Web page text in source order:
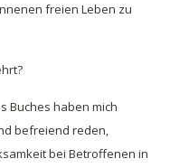
freien Leben zu
Buches haben mich
befreiend reden,
bei Betroffenen in